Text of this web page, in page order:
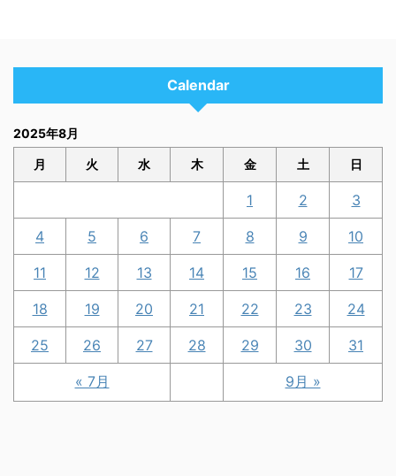
Calendar
2025年8月
月 火 水 木 金 土 日
« 7月 9月 »
1 2 3
4 5 6 7 8 9 10
11 12 13 14 15 16 17
18 19 20 21 22 23 24
25 26 27 28 29 30 31